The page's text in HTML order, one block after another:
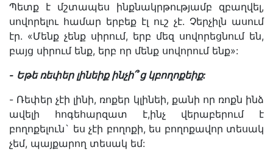
Պետք է մշտապես ինքնակրթությամբ զբաղվել,
սովորելու համար երբեք էլ ուշ չէ. Չերչիլն ասում
էր. «Մենք չենք սիրում, երբ մեզ սովորեցնում են,
բայց սիրում ենք, երբ որ մենք սովորում ենք»:
- Եթե ռեփեր լինեիք ինչի՞ ց կբողոքեիք:
- Ռեփեր չէի լինի, ռոքեր կլինեի, քանի որ ռոքն ինձ
ավելի հոգեհարզատ է,ինչ վերաբերում է
բողոքելուն` ես չէի բողոքի, ես բողոքավոր տեսակ
չեմ, պայքարող տեսակ եմ: